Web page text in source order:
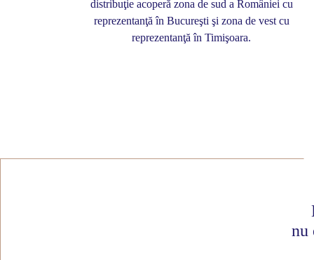
distribuţie acoperă zona de sud a României cu
reprezentanţă în Bucureşti şi zona de vest cu
reprezentanţă în Timişoara.
nu